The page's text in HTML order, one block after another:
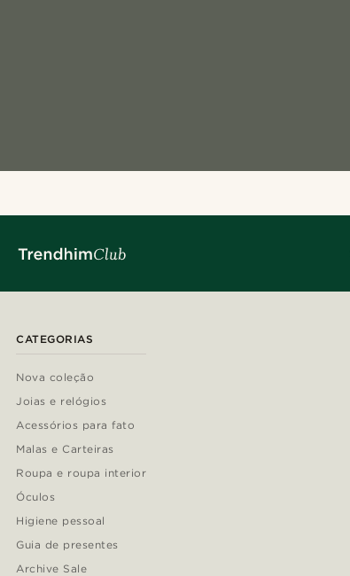
CATEGORIAS
Nova coleção
Joias e relógios
Acessórios para fato
Malas e Carteiras
Roupa e roupa interior
Óculos
Higiene pessoal
Guia de presentes
Archive Sale